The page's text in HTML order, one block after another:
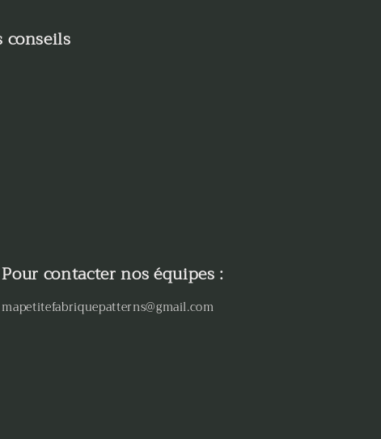
conseils
Pour contacter nos équipes :
mapetitefabriquepatterns@gmail.com